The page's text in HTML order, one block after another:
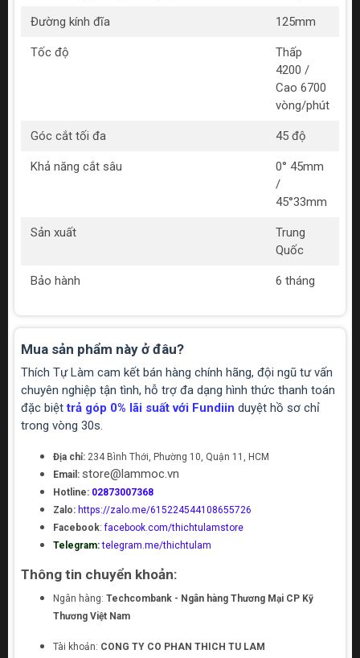
Đường kính đĩa 125mm
Tốc độ
Thấp
4200 /
Cao 6700
vòng/phút
Góc cắt tối đa 45 độ
Khả năng cắt sâu
0° 45mm
/
45°33mm
Sản xuất
Trung
Quốc
Bảo hành 6 tháng
Mua sản phẩm này ở đâu?
Thích Tự Làm cam kết bán hàng chính hãng, đội ngũ tư vấn
chuyên nghiệp tận tình, hỗ trợ đa dạng hình thức thanh toán
đặc biệttrả góp 0% lãi suất với Fundiin duyệt hồ sơ chỉ
trong vòng 30s.
Địa chỉ: 234 Bình Thới, Phường 10, Quận 11, HCM
Email: store@lammoc.vn
Hotline: 02873007368
Zalo: https://zalo.me/615224544108655726
Facebook:facebook.com/thichtulamstore
Telegram: telegram.me/thichtulam
Thông tin chuyển khoản:
Ngân hàng: Techcombank - Ngân hàng Thương Mại CP Kỹ
Thương Việt Nam
Tài khoản: CONG TY CO PHAN THICH TU LAM